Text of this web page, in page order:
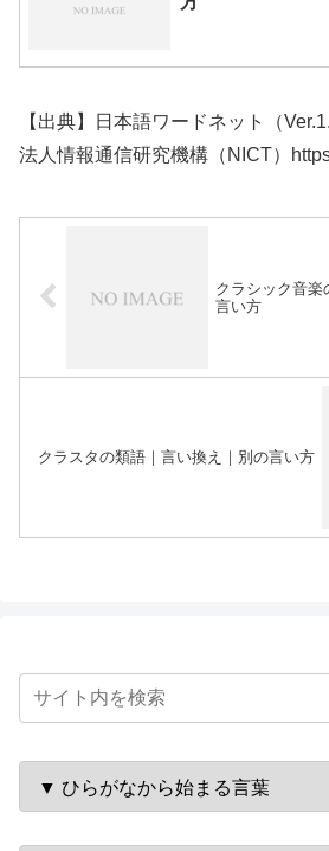
【出典】日本語ワードネット（
法人情報通信研究機構（NICT）
クラシック音楽
言い方
クラスタの類語｜言い換え｜別の言い方